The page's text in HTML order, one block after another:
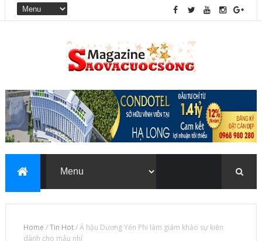
Home /Tin Hot/Á hậu Dương Yến Phi làm giám khảo sự kiện
dành cho mẫu nhí